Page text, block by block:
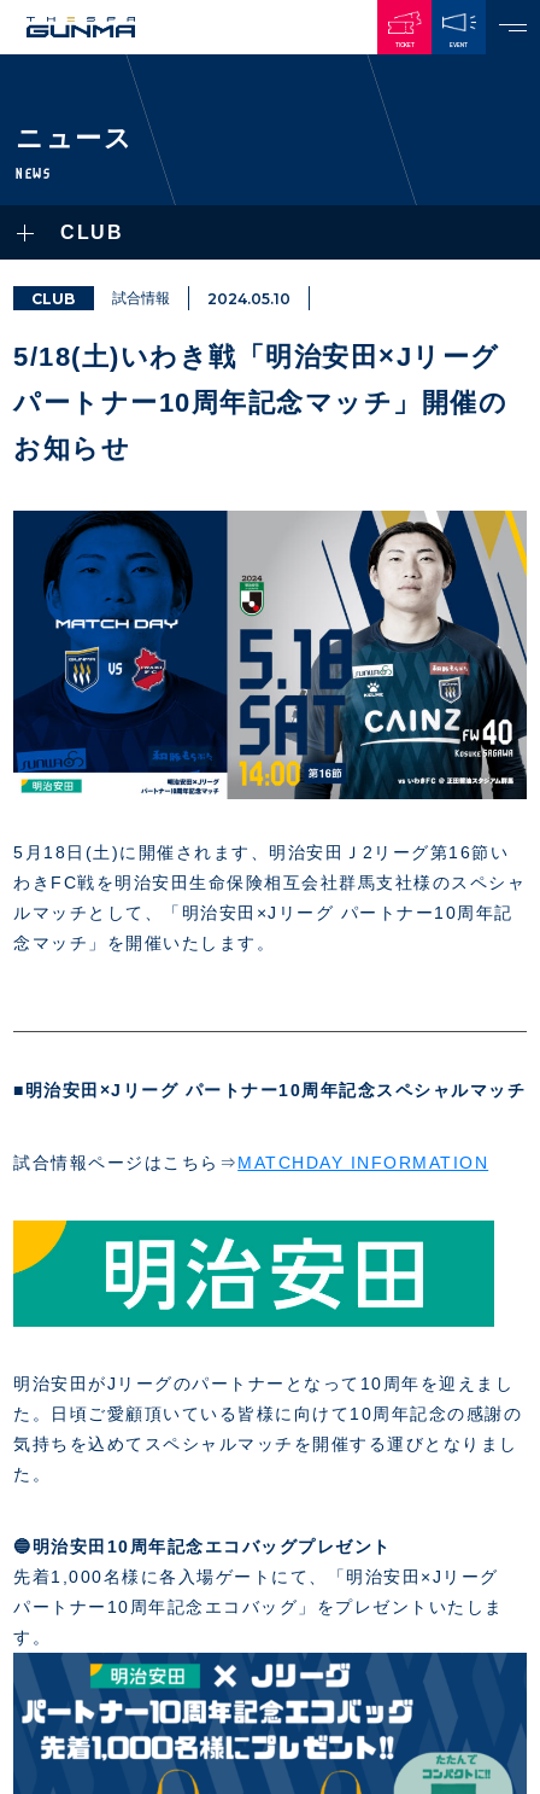
TICKET EVENT
TOP TEAM
CHALLENGERS
ACADEMY
THESPARK
OTHER
PLAYERS / STAFFS
選手・スタッフ一覧
・注意事項
・練習場ごとの注意事項
・練習場マップ
ファンレターの宛先
GAMES
試合日程・結果
順位表
ホームイベント情報
TICKETS
チケット情報
・発売日
・優待チケット
・企画チケット
・招待チケット
シーズンシート
・シーズンシート
・法人シーズンシート
GUIDE
INDEX
スタジアムアクセス
スタジアムルール
クラブプロパティ
スタジアムグルメ
会場周辺案内図
ホームイベント情報
初心者向けのガイダンス
運営サポートスタッフ募集
FANZONE
インデックス
ファンクラブ
グッズ
ザスパタイムズ
各SNS
マスコット
クラブアンバサダー
PARTNERS
クラブパートナー
アシストパートナー
ザスパ応援店紹介
ホームタウン活動
COMPANY
会社概要
拠点一覧
クラブについて（エンブレム・ロゴ等）
HISTORY
お問い合わせ
CHALLENGERS
ACADEMY
アカデミー概要
U-18
Ladies U-18
SCHOOL
スクール会員規約
施設紹介
アクセス
お問い合わせ
ニュース
NEWS
CLUB
CLUB 試合情報 2024.05.10
5/18(土)いわき戦「明治安田×Jリーグ
パートナー10周年記念マッチ」開催の
お知らせ
5月18日(土)に開催されます、明治安田Ｊ2リーグ第16節い
わきFC戦を明治安田生命保険相互会社群馬支社様のスペシャ
ルマッチとして、「明治安田×Jリーグ パートナー10周年記
念マッチ」を開催いたします。
■明治安田×Jリーグ パートナー10周年記念スペシャルマッチ
試合情報ページはこちら⇒MATCHDAY INFORMATION
明治安田がJリーグのパートナーとなって10周年を迎えまし
た。日頃ご愛顧頂いている皆様に向けて10周年記念の感謝の
気持ちを込めてスペシャルマッチを開催する運びとなりまし
た。
🔵明治安田10周年記念エコバッグプレゼント
先着1,000名様に各入場ゲートにて、「明治安田×Jリーグ
パートナー10周年記念エコバッグ」をプレゼントいたしま
す。